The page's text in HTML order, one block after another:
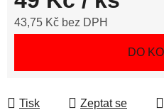
43,75 Kč bez DPH
DO
Tisk Zeptat se